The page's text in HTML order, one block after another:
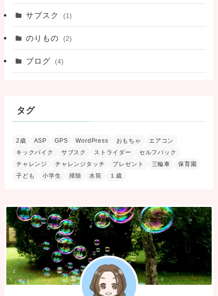
サブスク (1)
のりもの (2)
ブログ (4)
タグ
2歳 ASP GPS WordPress おもちゃ
エアコン
キックバイク
サブスク ストライダー
セルフバック
チャレンジ
チャレンジタッチ プレゼント 三輪車
保育園
子ども
小学生 掃除 水筒 １歳